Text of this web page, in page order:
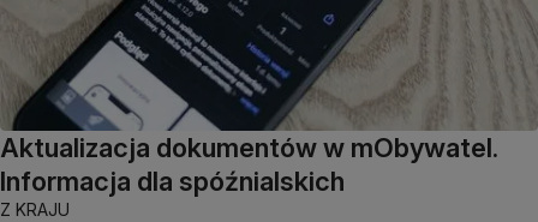
Aktualizacja dokumentów w mObywatel.
Informacja dla spóźnialskich
Z KRAJU